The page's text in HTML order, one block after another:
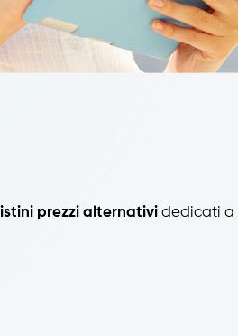
listini prezzi alternativi dedicati a